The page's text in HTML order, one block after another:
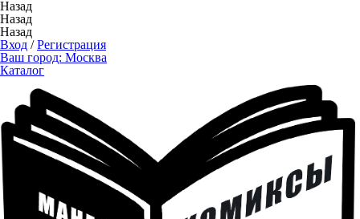
Назад
Назад
Назад
Вход /Регистрация
Ваш город: Москва
Каталог